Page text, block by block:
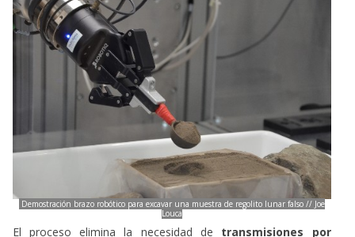
Demostración brazo robótico para excavar una muestra de regolito lunar falso // Joe
Louca
El proceso elimina la necesidad de transmisiones por